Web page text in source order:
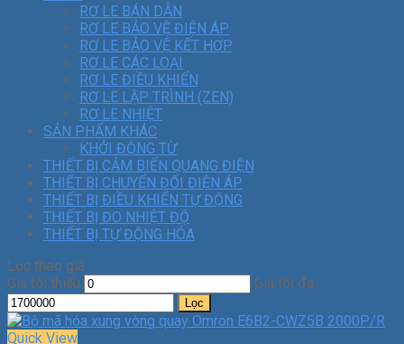
RƠ LE BÁN DẪN
RƠ LE BẢO VỆ ĐIỆN ÁP
RƠ LE BẢO VỆ KẾT HỢP
RƠ LE CÁC LOẠI
RƠ LE ĐIỀU KHIỂN
RƠ LE LẬP TRÌNH (ZEN)
RƠ LE NHIỆT
SẢN PHẨM KHÁC
KHỞI ĐỘNG TỪ
THIẾT BỊ CẢM BIẾN QUANG ĐIỆN
THIẾT BỊ CHUYỂN ĐỔI ĐIỆN ÁP
THIẾT BỊ ĐIỀU KHIỂN TỰ ĐỘNG
THIẾT BỊ ĐO NHIỆT ĐỘ
THIẾT BỊ TỰ ĐỘNG HÓA
Lọc theo giá
Giá tối thiểu
Giá tối đa
Lọc
Quick View